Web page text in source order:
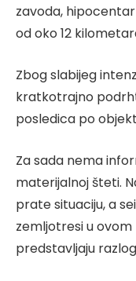
zavoda,
od oko 12
Zbog slabijeg
kratkotrajno
posledica po
Za sada nema
materijalnoj šteti.
prate situaciju, a
zemljotresi u
predstavljaju